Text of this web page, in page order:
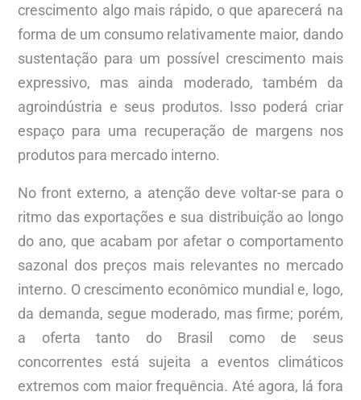
crescimento algo mais rápido, o que aparecerá na
forma de um consumo relativamente maior, dando
sustentação para um possível crescimento mais
expressivo, mas ainda moderado, também da
agroindústria e seus produtos. Isso poderá criar
espaço para uma recuperação de margens nos
produtos para mercado interno.
No front externo, a atenção deve voltar-se para o
ritmo das exportações e sua distribuição ao longo
do ano, que acabam por afetar o comportamento
sazonal dos preços mais relevantes no mercado
interno. O crescimento econômico mundial e, logo,
da demanda, segue moderado, mas firme; porém,
a oferta tanto do Brasil como de seus
concorrentes está sujeita a eventos climáticos
extremos com maior frequência. Até agora, lá fora